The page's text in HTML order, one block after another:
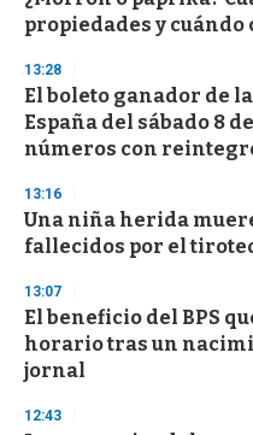
propiedades y cuándo
13:28
El boleto ganador de
España del sábado 8
números con
13:16
Una niña herida
fallecidos por el
13:07
El beneficio del BPS
horario tras un
jornal
12:43